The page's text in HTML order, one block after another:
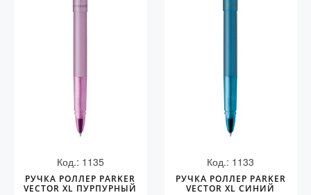
Код.: 1135
РУЧКА РОЛЛЕР PARKER
VECTOR XL ПУРПУРНЫЙ
Код.: 1133
РУЧКА РОЛЛЕР PARKER
VECTOR XL СИНИЙ